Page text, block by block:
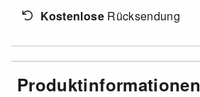
KostenloseRücksendung
Produktinformationen